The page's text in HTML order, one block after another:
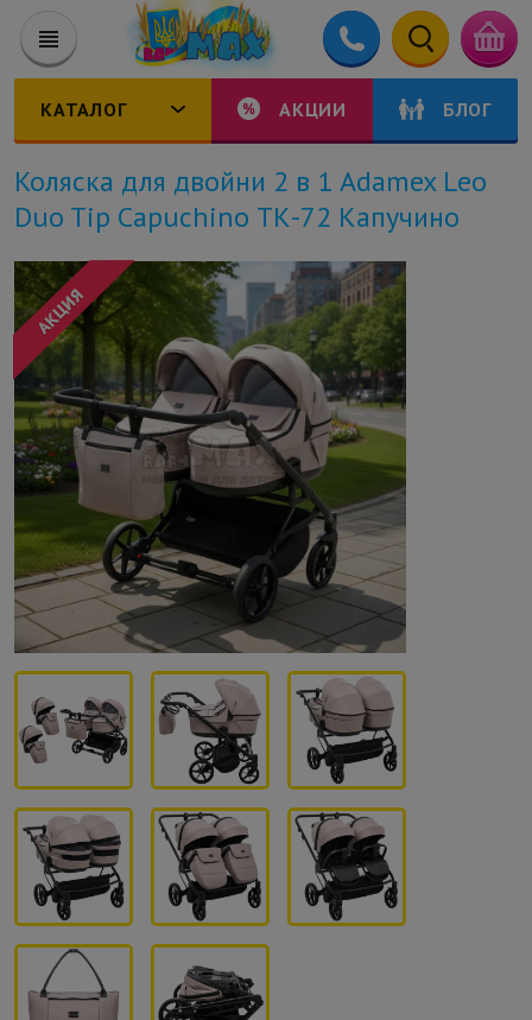
КАТАЛОГ АКЦИИ БЛОГ
Коляска для двойни 2 в 1 Adamex Leo
Duo Tip Capuchino ТК-72 Капучино